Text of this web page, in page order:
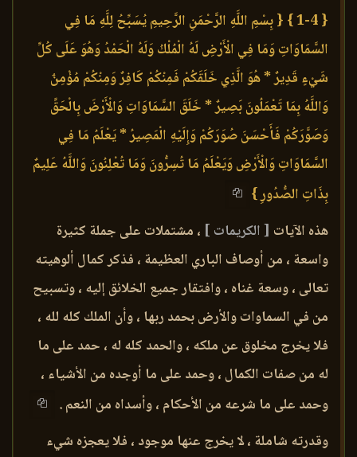
{ 1-4 }
{ بِسْمِ اللَّهِ الرَّحْمَنِ الرَّحِيمِ يُسَبِّحُ لِلَّهِ مَا فِي
السَّمَاوَاتِ وَمَا فِي الْأَرْضِ لَهُ الْمُلْكُ وَلَهُ الْحَمْدُ وَهُوَ عَلَى كُلِّ
شَيْءٍ قَدِيرٌ * هُوَ الَّذِي خَلَقَكُمْ فَمِنْكُمْ كَافِرٌ وَمِنْكُمْ مُؤْمِنٌ
وَاللَّهُ بِمَا تَعْمَلُونَ بَصِيرٌ * خَلَقَ السَّمَاوَاتِ وَالْأَرْضَ بِالْحَقِّ
وَصَوَّرَكُمْ فَأَحْسَنَ صُوَرَكُمْ وَإِلَيْهِ الْمَصِيرُ * يَعْلَمُ مَا فِي
السَّمَاوَاتِ وَالْأَرْضِ وَيَعْلَمُ مَا تُسِرُّونَ وَمَا تُعْلِنُونَ وَاللَّهُ عَلِيمٌ
بِذَاتِ الصُّدُورِ }
هذه الآيات [ الكريمات ] ، مشتملات على جملة كثيرة
واسعة ، من أوصاف الباري العظيمة ، فذكر كمال ألوهيته
تعالى ، وسعة غناه ، وافتقار جميع الخلائق إليه ، وتسبيح
من في السماوات والأرض بحمد ربها ، وأن الملك كله لله ،
فلا يخرج مخلوق عن ملكه ، والحمد كله له ، حمد على ما
له من صفات الكمال ، وحمد على ما أوجده من الأشياء ،
وحمد على ما شرعه من الأحكام ، وأسداه من النعم .
وقدرته شاملة ، لا يخرج عنها موجود ، فلا يعجزه شيء